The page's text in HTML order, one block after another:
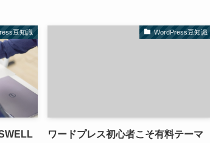
豆知識 WordPress豆知識
ワードプレス初心者こそ有料テーマ